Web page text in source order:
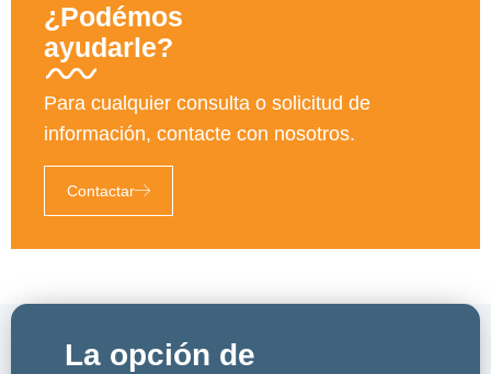
¿Podémos
ayudarle?
Para cualquier consulta o solicitud de
información, contacte con nosotros.
Contactar
La opción de